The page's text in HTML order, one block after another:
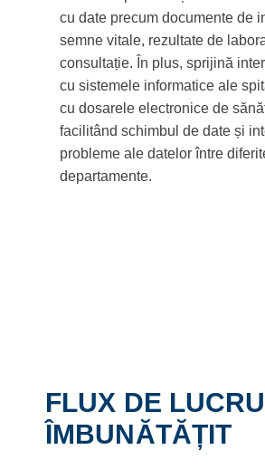
cu date precum documente de
semne vitale, rezultate de
consultație. În plus, sprijină
cu sistemele informatice ale
cu dosarele electronice de
facilitând schimbul de date și
probleme ale datelor între
departamente.
FLUX DE LUCRU
ÎMBUNĂTĂȚIT